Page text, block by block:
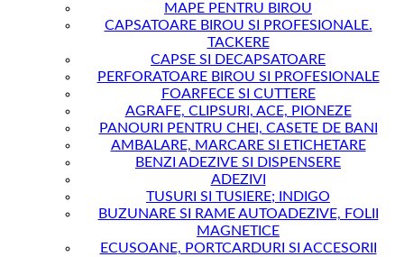
MAPE PENTRU BIROU
CAPSATOARE BIROU SI PROFESIONALE.
TACKERE
CAPSE SI DECAPSATOARE
PERFORATOARE BIROU SI PROFESIONALE
FOARFECE SI CUTTERE
AGRAFE, CLIPSURI, ACE, PIONEZE
PANOURI PENTRU CHEI, CASETE DE BANI
AMBALARE, MARCARE SI ETICHETARE
BENZI ADEZIVE SI DISPENSERE
ADEZIVI
TUSURI SI TUSIERE; INDIGO
BUZUNARE SI RAME AUTOADEZIVE, FOLII
MAGNETICE
ECUSOANE, PORTCARDURI SI ACCESORII